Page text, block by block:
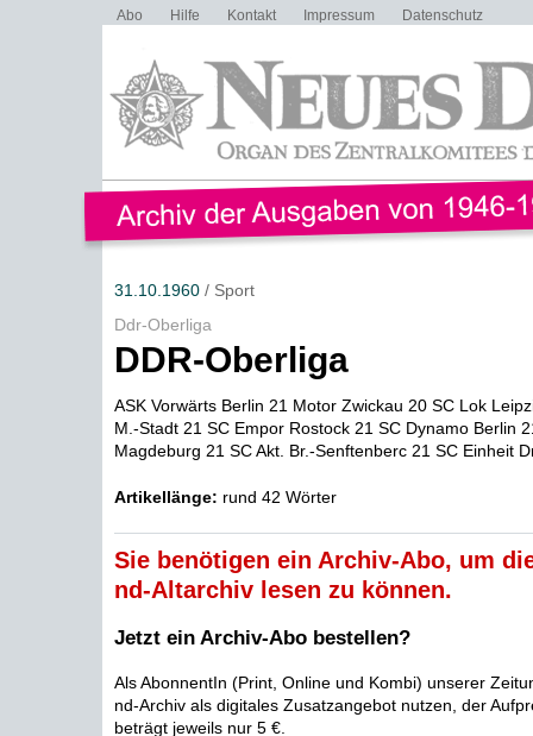
Abo Hilfe Kontakt Impressum Datenschutz
31.10.1960/ Sport
Ddr-Oberliga
DDR-Oberliga
ASK Vorwärts Berlin 21 Motor Zwickau 20 SC Lok
M.-Stadt 21 SC Empor Rostock 21 SC Dynamo Berlin
Magdeburg 21 SC Akt. Br.-Senftenberc 21 SC Einheit
Artikellänge: rund 42 Wörter
Sie benötigen ein Archiv-Abo, um
nd-Altarchiv lesen zu können.
Jetzt ein Archiv-Abo bestellen?
Als AbonnentIn (Print, Online und Kombi) unserer
nd-Archiv als digitales Zusatzangebot nutzen, der
beträgt jeweils nur 5 €.